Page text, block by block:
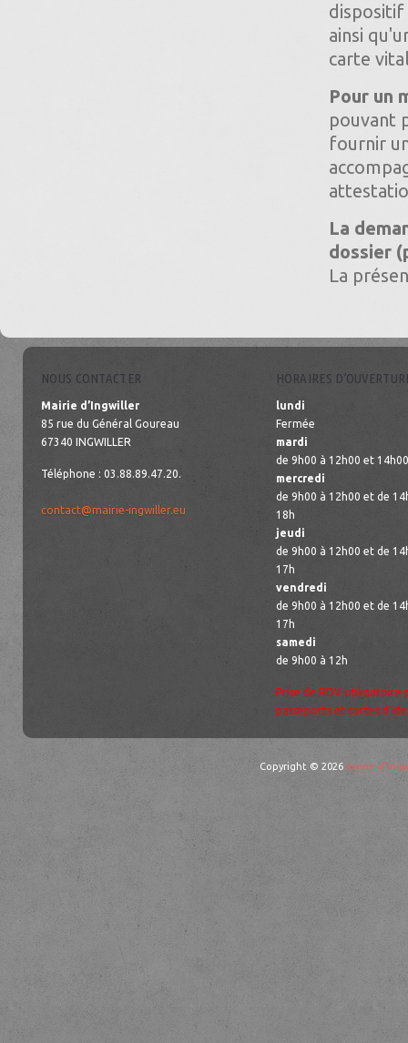
dispositif
ainsi
carte
Pour un
pouvant
fournir
La
dossier
La
NOUS CONTACTER
Mairie d’Ingwiller
85 rue du Général Goureau
67340 INGWILLER
Téléphone : 03.88.89.47.20.
contact@mairie-ingwiller.eu
HORAIRES
lundi
Fermée
mardi
de 9h00 à 12h00 et
mercredi
de 9h00 à 12h00 et de
18h
jeudi
de 9h00 à 12h00 et de
17h
vendredi
de 9h00 à 12h00 et de
17h
samedi
de 9h00 à 12h
Prise de RDV obligatoire
passeports et cartes
Copyright © 2026 mairie